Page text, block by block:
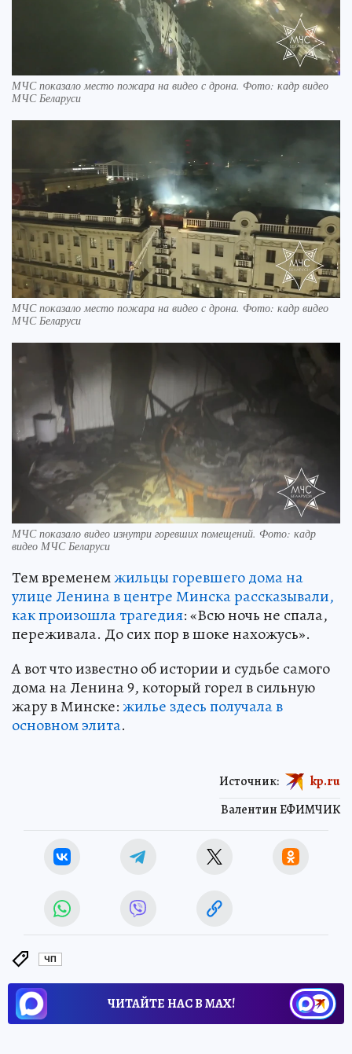
МЧС показало место пожара на видео с дрона. Фото: кадр видео
МЧС Беларуси
МЧС показало место пожара на видео с дрона. Фото: кадр видео
МЧС Беларуси
МЧС показало видео изнутри горевших помещений. Фото: кадр
видео МЧС Беларуси
Тем временемжильцы горевшего дома на
улице Ленина в центре Минска рассказывали,
как произошла трагедия: «Всю ночь не спала,
переживала. До сих пор в шоке нахожусь».
А вот что известно об истории и судьбе самого
дома на Ленина 9, который горел в сильную
жару в Минске:жилье здесь получала в
основном элита.
Валентин ЕФИМЧИК
Источник: kp.ru
ЧП
ЧИТАЙТЕ НАС В МАХ!